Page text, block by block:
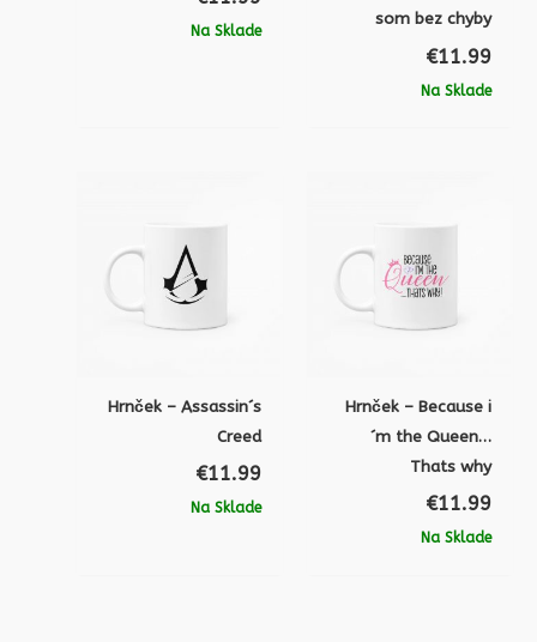
Na Sklade
som bez chyby
€11.99
Na Sklade
Hrnček – Assassin´s
Creed
€11.99
Na Sklade
Hrnček – Because i
´m the Queen…
Thats why
€11.99
Na Sklade